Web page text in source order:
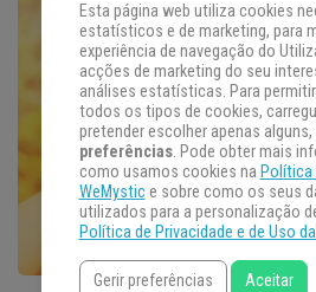
Esta página web utiliza cookies
estatísticos e de marketing, para
experiência de navegação do
acções de marketing do seu
análises estatísticas. Para
todos os tipos de cookies,
pretender escolher apenas alguns,
preferências. Pode obter mais
como usamos cookies na Política
WeMystice sobre como os seus
utilizados para a personalização
Política de Privacidade e de Uso
Gerir preferências Aceitar